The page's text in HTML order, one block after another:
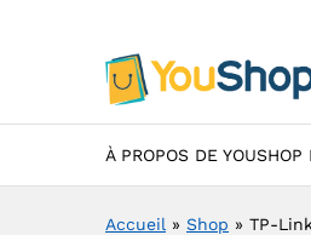
À PROPOS DE YOUSHOP
Accueil » Shop » TP-